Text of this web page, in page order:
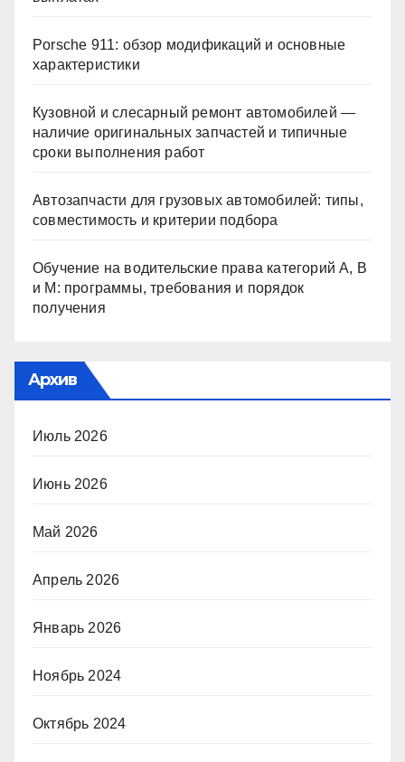
Porsche 911: обзор модификаций и основные
характеристики
Кузовной и слесарный ремонт автомобилей —
наличие оригинальных запчастей и типичные
сроки выполнения работ
Автозапчасти для грузовых автомобилей: типы,
совместимость и критерии подбора
Обучение на водительские права категорий A, B
и M: программы, требования и порядок
получения
Архив
Июль 2026
Июнь 2026
Май 2026
Апрель 2026
Январь 2026
Ноябрь 2024
Октябрь 2024